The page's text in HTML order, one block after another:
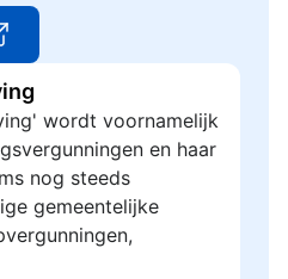
wordt voornamelijk
en haar
nog steeds
gemeentelijke